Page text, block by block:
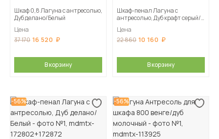
Шкаф 0,8 Лагуна с антресолью,
Дуб делано/Белый
Цена
37 170 16 520
В корзину
Шкаф-пенал Лагуна с
антресолью, Дуб крафт серый/
Цена
22 860 10 160
В корзину
-56% -56%